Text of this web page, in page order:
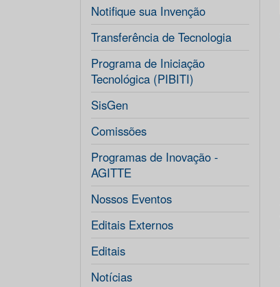
Notifique sua Invenção
Transferência de Tecnologia
Programa de Iniciação
Tecnológica (PIBITI)
SisGen
Comissões
Programas de Inovação -
AGITTE
Nossos Eventos
Editais Externos
Editais
Notícias